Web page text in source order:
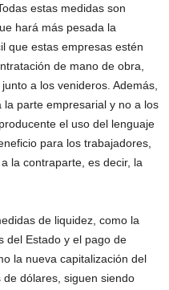
estas medidas son
hará más pesada la
que estas empresas estén
de mano de obra,
a los venideros. Además,
parte empresarial y no a los
el uso del lenguaje
para los trabajadores,
la contraparte, es decir, la
de liquidez, como la
del Estado y el pago de
la nueva capitalización del
dólares, siguen siendo